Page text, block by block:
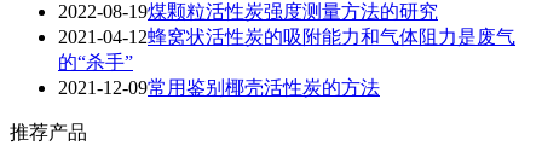
2022-08-19煤颗粒活性炭强度测量方法的研究
2021-04-12蜂窝状活性炭的吸附能力和气体阻力是废气
的“杀手”
2021-12-09常用鉴别椰壳活性炭的方法
推荐产品